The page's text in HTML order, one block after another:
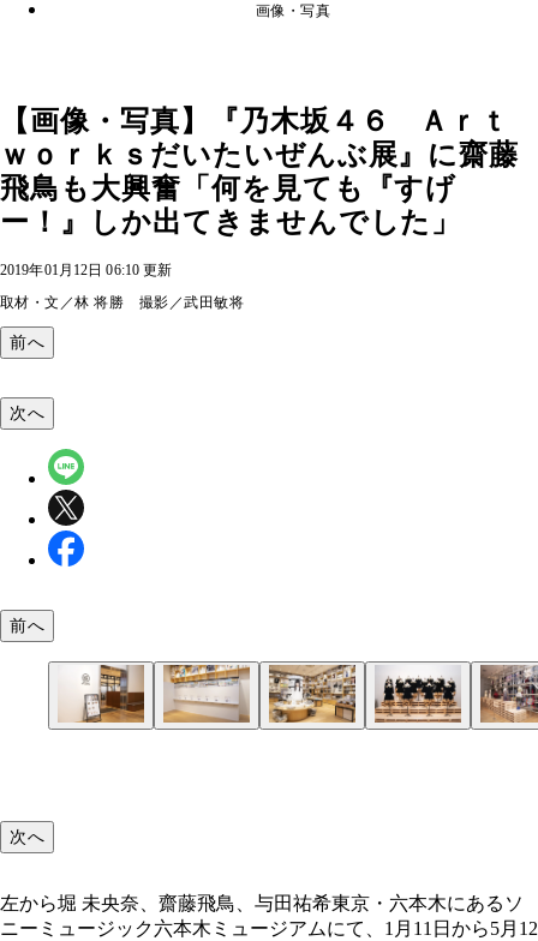
画像・写真
【画像・写真】『乃木坂４６ Ａｒｔ
ｗｏｒｋｓだいたいぜんぶ展』に齋藤
飛鳥も大興奮「何を見ても『すげ
ー！』しか出てきませんでした」
2019年01月12日 06:10 更新
取材・文／林 将勝 撮影／武田敏将
前へ
次へ
前へ
次へ
左から堀 未央奈、齋藤飛鳥、与田祐希東京・六本木にあるソ
ニーミュージック六本木ミュージアムにて、1月11日から5月12